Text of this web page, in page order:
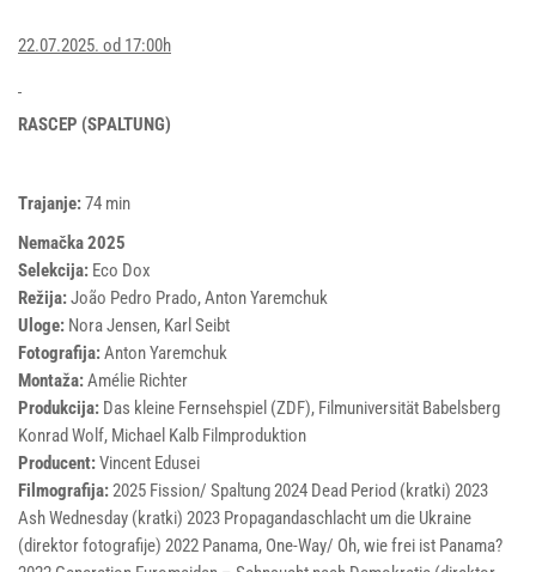
22.07.2025. od 17:00h
RASCEP (SPALTUNG)
Trajanje:74 min
Nemačka 2025
Selekcija: Eco Dox
Režija:João Pedro Prado, Anton Yaremchuk
Uloge: Nora Jensen, Karl Seibt
Fotografija:Anton Yaremchuk
Montaža:Amélie Richter
Produkcija: Das kleine Fernsehspiel (ZDF), Filmuniversität Babelsberg
Konrad Wolf, Michael Kalb Filmproduktion
Producent:Vincent Edusei
Filmografija:2025 Fission/ Spaltung 2024 Dead Period (kratki) 2023
Ash Wednesday (kratki) 2023 Propagandaschlacht um die Ukraine
(direktor fotografije) 2022 Panama, One-Way/ Oh, wie frei ist Panama?